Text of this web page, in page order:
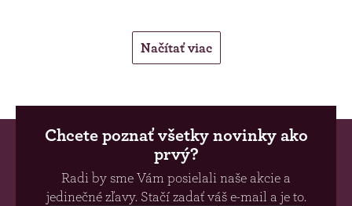
Načítať viac
Chcete poznať všetky novinky ako
prvý?
Radi by sme Vám posielali naše akcie a
jedinečné zľavy. Stačí zadať váš e-mail a je to.